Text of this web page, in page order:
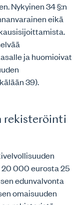
Nykyinen 34 §:n
eikä
ja huomioivat
39).
rekisteröinti
000 eurosta 25
edunvalvonta
omaisuuden